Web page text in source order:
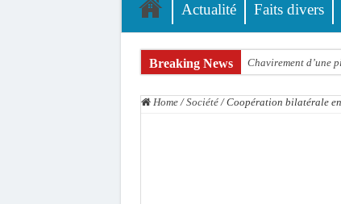
Actualité Faits divers
Breaking News Chavirement d’une
Kamb, l’Inspecteur
Le Sénégal
Home / Société / Coopération bilatérale